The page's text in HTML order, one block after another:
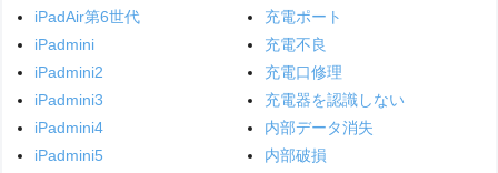
iPadAir第6世代
iPadmini
iPadmini2
iPadmini3
iPadmini4
iPadmini5
充電ポート
充電不良
充電口修理
充電器を認識しない
内部データ消失
内部破損